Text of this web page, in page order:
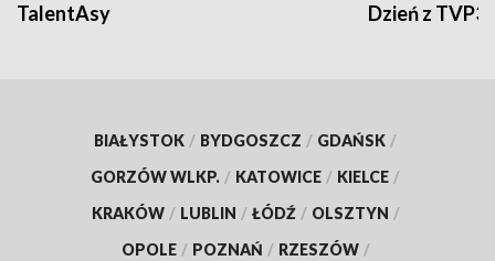
TalentAsy Dzień z TVP3
BIAŁYSTOK / BYDGOSZCZ / GDAŃSK /
GORZÓW WLKP. / KATOWICE / KIELCE /
KRAKÓW / LUBLIN / ŁÓDŹ / OLSZTYN /
OPOLE / POZNAŃ / RZESZÓW /